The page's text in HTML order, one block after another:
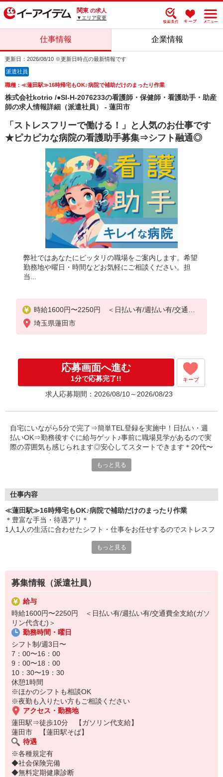
関東 の求人
▼エリア変更
仕事情報 企業情報
更新日：2026/08/10 ※更新日時点の最新情報です
派遣社員
職種：≪蓮田駅≫16時帰宅もOK♪病院で補助だけのまったり作業
株式会社kotrio /●SI-H-2076233の看護師・保健師・看護助手・助産
師の求人情報詳細（派遣社員） - 蓮田市
「ストレスフリーで働ける！」と人気のお仕事です
★ピカピカな病院の看護助手募集⇒シフト融通◎
弊社ではあなたにピッタリの職場をご案内します。希望
勤務地や曜日・時間などお気軽にご相談ください。担
当...
時給1600円〜2250円 ＜日払い有/週払い有/交通費
全支給(ガソリン代含む)＞
埼玉県蓮田市
応募画面へ進む
1分で応募完了!! キープ
求人応募期間：2026/08/10～2026/08/23
自宅にいながら5分で完了⇒簡単TEL登録を実施中！日払い・週
払いOK⇒勤務後すぐに給与ゲット♪事前に職場見学があるので実
際の雰囲気も感じられます◎安心してスタートできます＊20代〜
もっと見る
仕事内容
≪蓮田駅≫16時帰宅もOK♪病院で補助だけのまったり作業
＊豊富な手当・待遇アリ＊
1人1人の生活に合わせたシフト・仕事をお任せするのでストレスフ
◆病室内のシーツ交換、清掃
◆患者さんの生活介助 など
資格も経験も問いません！
看護師さんをサポートする看護助手として、ピカピカな病院に勤務
していただきます♪
定時退社なのでプライベート時間も充実◎
夕方には帰宅して子どものお迎えや家のことをやりたい主婦（夫）
さんも活躍中です★
履歴書不要！
電話でサクッと登録して職場を見学⇒気に入れば即日お仕事スター
ト♪
もっと見る
募集情報（派遣社員）
給与
時給1600円〜2250円 ＜日払い有/週払い有/交通費全支給(ガソ
リン代含む)＞
勤務時間・曜日
シフト制/週3日〜
7：00〜16：00
9：00〜18：00
10：30〜19：30
休憩1時間
※ほかのシフトも相談OK
※夜勤も入りたい方もご相談ください
アクセス・勤務地
蓮田駅⇒徒歩10分 【ガソリン代支給】
蓮田市 【蓮田駅そば】
待遇
※各種規定有
◆社会保険完備
◆無料定期健康診断